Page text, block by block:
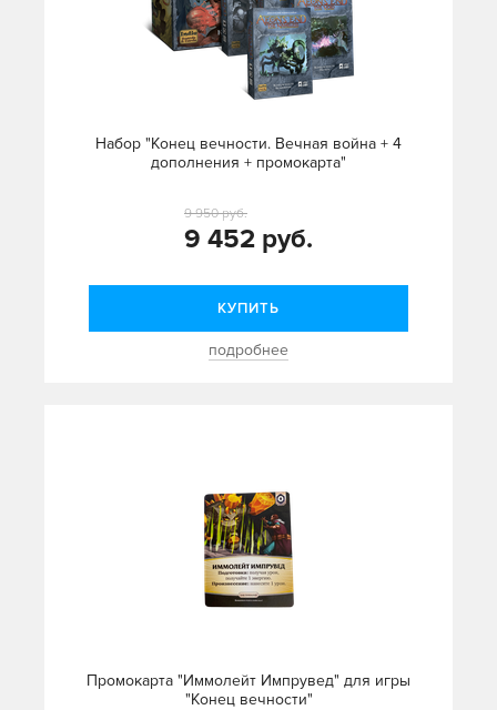
Набор "Конец вечности. Вечная война + 4
дополнения + промокарта"
9 452 руб.
9 950 руб.
КУПИТЬ
подробнее
Промокарта "Иммолейт Импрувед" для игры
"Конец вечности"